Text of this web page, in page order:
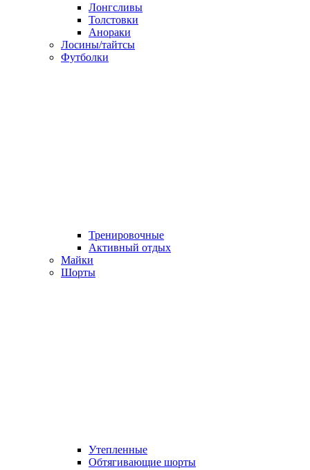
Лонгсливы
Толстовки
Анораки
Лосины/тайтсы
Футболки
Тренировочные
Активный отдых
Майки
Шорты
Утепленные
Обтягивающие шорты